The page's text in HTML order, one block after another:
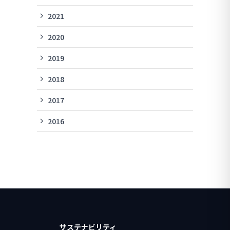
2021
2020
2019
2018
2017
2016
サステナビリティ